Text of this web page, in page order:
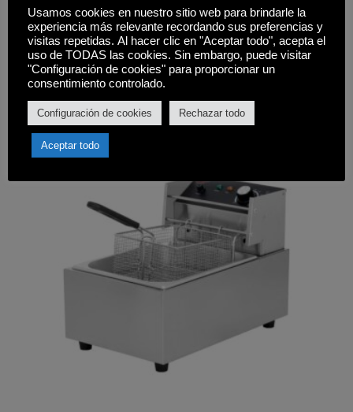
LARRYHOUSE
349,00€
Comprar
Usamos cookies en nuestro sitio web para brindarle la
experiencia más relevante recordando sus preferencias y
visitas repetidas. Al hacer clic en "Aceptar todo", acepta el
uso de TODAS las cookies. Sin embargo, puede visitar
"Configuración de cookies" para proporcionar un
consentimiento controlado.
Configuración de cookies Rechazar todo
Aceptar todo